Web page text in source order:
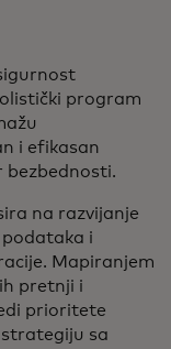
program
i efikasan
bezbednosti.
na razvijanje
i
Mapiranjem
pretnji i
prioritete
strategiju sa